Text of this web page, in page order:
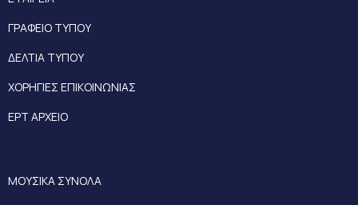
ΓΡΑΦΕΙΟ ΤΥΠΟΥ
ΔΕΛΤΙΑ ΤΥΠΟΥ
ΧΟΡΗΓΙΕΣ ΕΠΙΚΟΙΝΩΝΙΑΣ
ΕΡΤ ΑΡΧΕΙΟ
ΜΟΥΣΙΚΑ ΣΥΝΟΛΑ